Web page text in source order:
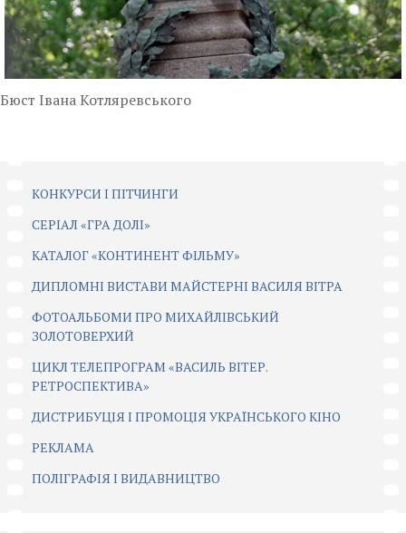
Бюст Івана Котляревського
КОНКУРСИ І ПІТЧИНГИ
CЕРІАЛ «ГРА ДОЛІ»
КАТАЛОГ «КОНТИНЕНТ ФІЛЬМУ»
ДИПЛОМНІ ВИСТАВИ МАЙСТЕРНІ ВАСИЛЯ ВІТРА
ФОТОАЛЬБОМИ ПРО МИХАЙЛІВСЬКИЙ
ЗОЛОТОВЕРХИЙ
ЦИКЛ ТЕЛЕПРОГРАМ «ВАСИЛЬ ВІТЕР.
РЕТРОСПЕКТИВА»
ДИСТРИБУЦІЯ І ПРОМОЦІЯ УКРАЇНСЬКОГО КІНО
РЕКЛАМА
ПОЛІГРАФІЯ І ВИДАВНИЦТВО